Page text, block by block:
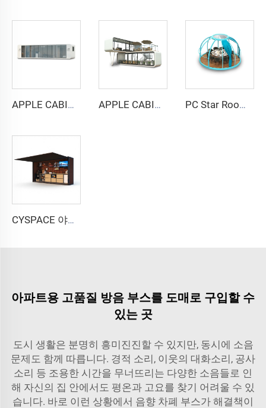
APPLE CABIN 캡슐 하우스 -Cyspace A12 시리즈 APPLE CABIN 캡슐 하우스 -Cyspace 복층 시리즈 PC Star Room 캡슐 하우스
CYSPACE 야외 주방
아파트용 고품질 방음 부스를 도매로 구입할 수
있는 곳
도시 생활은 분명히 흥미진진할 수 있지만, 동시에 소음
문제도 함께 따릅니다. 경적 소리, 이웃의 대화소리, 공사
소리 등 조용한 시간을 무너뜨리는 다양한 소음들로 인
해 자신의 집 안에서도 평온과 고요를 찾기 어려울 수 있
습니다. 바로 이런 상황에서 음향 차폐 부스가 해결책이